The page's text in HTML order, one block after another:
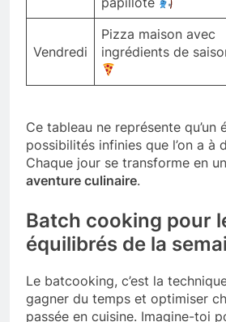
Vendredi
Pizza maison avec
ingrédients de
Ce tableau ne représente qu’un
possibilités infinies que l’on a à
Chaque jour se transforme en
aventure culinaire.
Batch cooking pour
équilibrés de la
Le batcooking, c’est la
gagner du temps et optimiser
passée en cuisine. Imagine-toi